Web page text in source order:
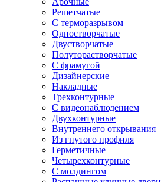
Решетчатые
С терморазрывом
Одностворчатые
Двустворчатые
Полуторастворчатые
С фрамугой
Дизайнерские
Накладные
Трехконтурные
С видеонаблюдением
Двухконтурные
Внутреннего открывания
Из гнутого профиля
Герметичные
Четырехконтурные
С молдингом